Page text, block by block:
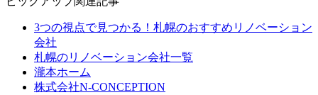
3つの視点で見つかる！札幌のおすすめリノベーション
会社
札幌のリノベーション会社一覧
瀧本ホーム
株式会社N-CONCEPTION